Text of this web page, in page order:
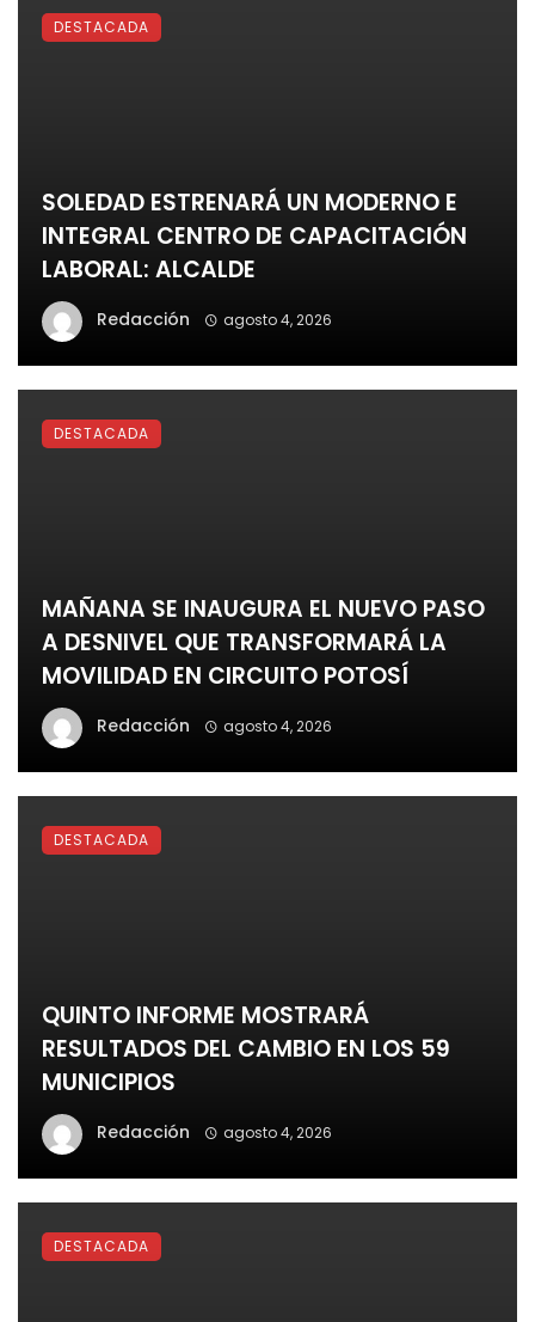
SOLEDAD ESTRENARÁ UN MODERNO E
INTEGRAL CENTRO DE CAPACITACIÓN
LABORAL: ALCALDE
Redacción agosto 4, 2026
DESTACADA
MAÑANA SE INAUGURA EL NUEVO PASO
A DESNIVEL QUE TRANSFORMARÁ LA
MOVILIDAD EN CIRCUITO POTOSÍ
Redacción agosto 4, 2026
DESTACADA
QUINTO INFORME MOSTRARÁ
RESULTADOS DEL CAMBIO EN LOS 59
MUNICIPIOS
Redacción agosto 4, 2026
DESTACADA
DESTACADA